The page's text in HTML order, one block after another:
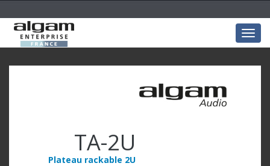
TA-2U
Plateau rackable 2U